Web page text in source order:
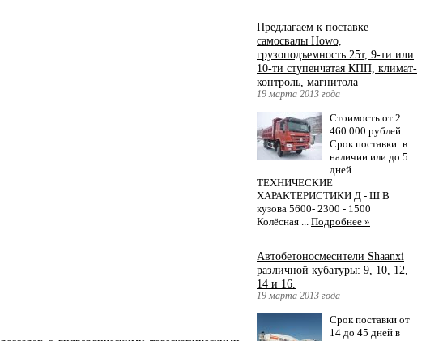
Предлагаем к поставке
самосвалы Howo,
грузоподъемность 25т, 9-ти или
10-ти ступенчатая КПП, климат-
контроль, магнитола
19 марта 2013 года
Стоимость от 2
460 000 рублей.
Срок поставки: в
наличии или до 5
дней.
ТЕХНИЧЕСКИЕ
ХАРАКТЕРИСТИКИ Д - Ш В
кузова 5600- 2300 - 1500
Колёсная ... Подробнее »
Автобетоносмесители Shaanxi
различной кубатуры: 9, 10, 12,
14 и 16.
19 марта 2013 года
Срок поставки от
14 до 45 дней в